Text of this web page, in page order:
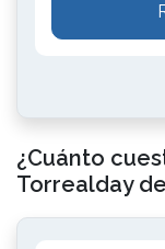
¿Cuánto
Torrealday